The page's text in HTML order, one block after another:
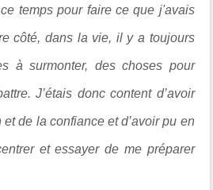
temps pour faire ce que j'avais
côté, dans la vie, il y a toujours
à surmonter, des choses pour
J’étais donc content d’avoir
de la confiance et d’avoir pu en
et essayer de me préparer